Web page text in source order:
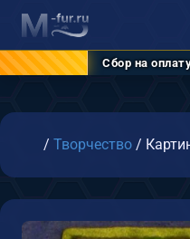
Сбор на
Главная
/ Творчество /